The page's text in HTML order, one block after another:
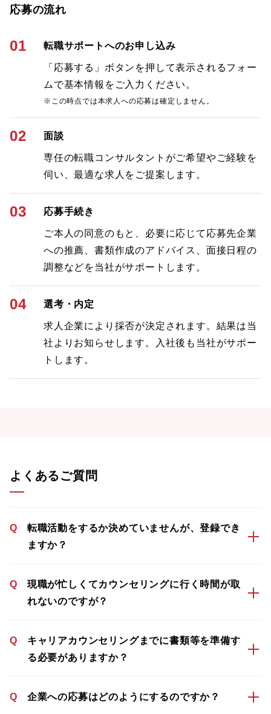
応募の流れ
01 転職サポートへのお申し込み
「応募する」ボタンを押して表示されるフォー
ムで基本情報をご入力ください。
※この時点では本求人への応募は確定しません。
02 面談
専任の転職コンサルタントがご希望やご経験を
伺い、最適な求人をご提案します。
03 応募手続き
ご本人の同意のもと、必要に応じて応募先企業
への推薦、書類作成のアドバイス、面接日程の
調整などを当社がサポートします。
04 選考・内定
求人企業により採否が決定されます。結果は当
社よりお知らせします。入社後も当社がサポー
トします。
よくあるご質問
Q
転職活動をするか決めていませんが、登録でき
ますか？
Q
現職が忙しくてカウンセリングに行く時間が取
れないのですが？
Q
キャリアカウンセリングまでに書類等を準備す
る必要がありますか？
Q 企業への応募はどのようにするのですか？